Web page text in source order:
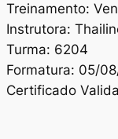
Treinamento:
Instrutora:
Turma: 6204
Formatura: 05/
Certificado